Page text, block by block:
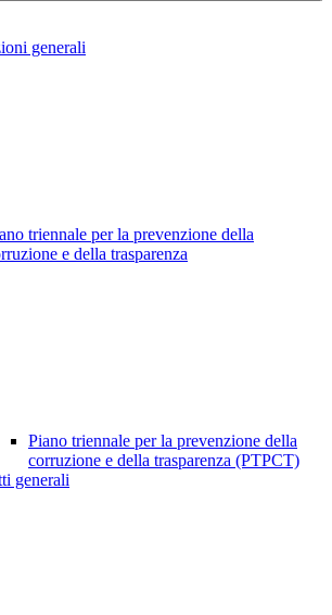
generali
triennale per la prevenzione della
e della trasparenza
Piano triennale per la prevenzione della
corruzione e della trasparenza (PTPCT)
generali